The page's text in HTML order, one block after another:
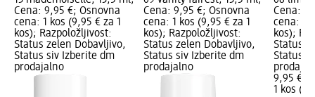
Cena: 9,95 €; Osnovna
cena: 1 kos (9,95 € za 1
kos); Razpoložljivost:
Status zelen Dobavljivo,
Status siv Izberite dm
prodajalno
Cena: 9,95 €; Osnovna
cena: 1 kos (9,95 € za 1
kos); Razpoložljivost:
Status zelen Dobavljivo,
Status siv Izberite dm
prodajalno
Cena:
cena: 1
kos);
Status
Status
9,95 €
1 kos